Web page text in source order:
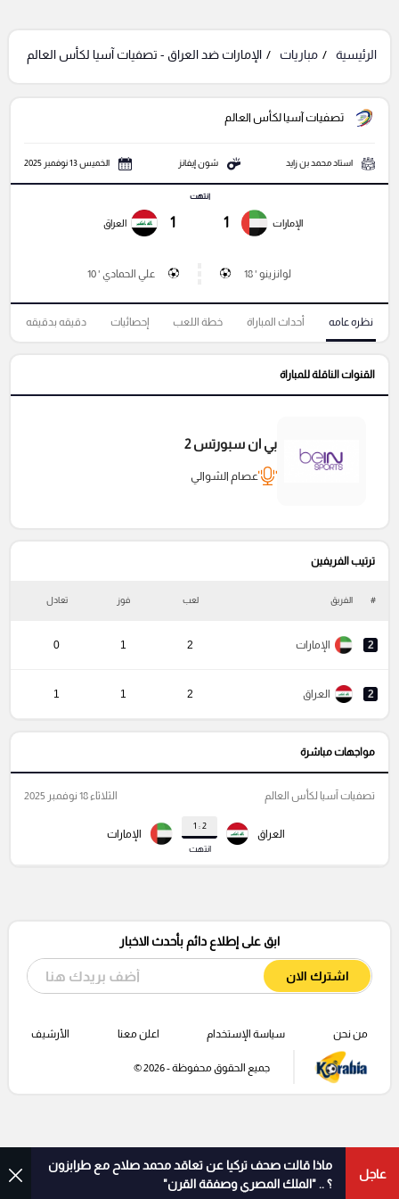
الرئيسية مباريات الإمارات ضد العراق - تصفيات آسيا لكأس العالم
تصفيات آسيا لكأس العالم
استاد محمد بن زايد شون إيفانز الخميس 13 نوفمبر 2025
الإمارات 1
انتهت
1 العراق
لوانزينو ' 18 علي الحمادي ' 10
نظره عامه أحداث المباراة خطة اللعب إحصائيات دقيقه بدقيقه
القنوات الناقلة للمباراة
بي ان سبورتس 2
عصام الشوالي
ترتيب الفريفين
# الفريق لعب فوز تعادل
2 الإمارات 2
1
0
2 العراق 2
1
1
مواجهات مباشرة
العراق
2 : 1
انتهت
الإمارات
تصفيات آسيا لكأس العالم الثلاثاء 18 نوفمبر 2025
عاجل
ماذا قالت صحف تركيا عن تعاقد محمد صلاح مع طرابزون
؟ .. "الملك المصري وصفقة القرن"
ابق على إطلاع دائم بأحدث الاخبار
اشترك الان
من نحن سياسة الإستخدام اعلن معنا الأرشيف
جميع الحقوق محفوظة - 2026 ©